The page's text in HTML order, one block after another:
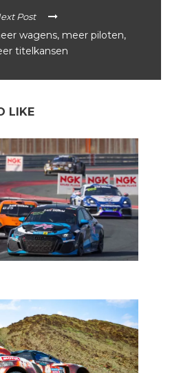
Post
wagens, meer piloten,
titelkansen
LIKE